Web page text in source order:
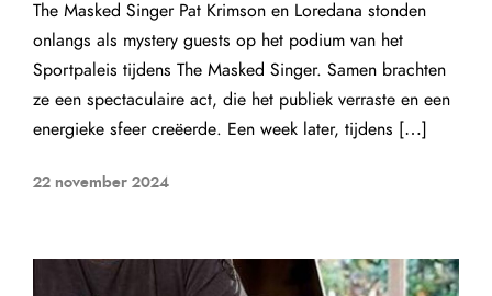
The Masked Singer Pat Krimson en Loredana stonden
onlangs als mystery guests op het podium van het
Sportpaleis tijdens The Masked Singer. Samen brachten
ze een spectaculaire act, die het publiek verraste en een
energieke sfeer creëerde. Een week later, tijdens […]
22 november 2024